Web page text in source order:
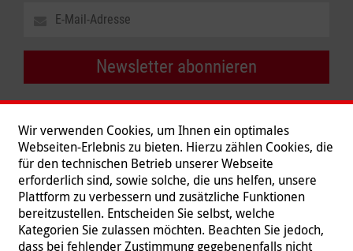
Newsletter abonnieren
Wir verwenden Cookies, um Ihnen ein optimales
Webseiten-Erlebnis zu bieten. Hierzu zählen Cookies, die
für den technischen Betrieb unserer Webseite
erforderlich sind, sowie solche, die uns helfen, unsere
Plattform zu verbessern und zusätzliche Funktionen
bereitzustellen. Entscheiden Sie selbst, welche
Kategorien Sie zulassen möchten. Beachten Sie jedoch,
dass bei fehlender Zustimmung gegebenenfalls nicht